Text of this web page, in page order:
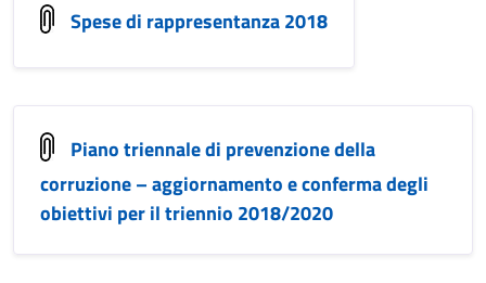
Spese di rappresentanza 2018
Piano triennale di prevenzione della
corruzione – aggiornamento e conferma degli
obiettivi per il triennio 2018/2020